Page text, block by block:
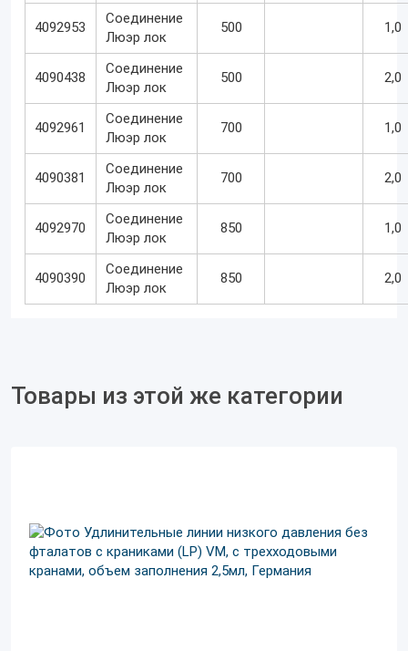
4092953
Соединение
Люэр лок
500 1,0
4090438
Соединение
Люэр лок
500 2,0
4092961
Соединение
Люэр лок
700 1,0
4090381
Соединение
Люэр лок
700 2,0
4092970
Соединение
Люэр лок
850 1,0
4090390
Соединение
Люэр лок
850 2,0
Товары из этой же категории